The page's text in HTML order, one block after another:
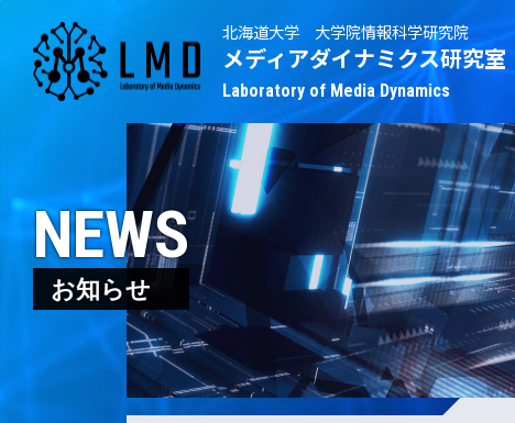
北海道大学 大学院情報科学研究院
メディアダイナミクス研究室
Laboratory of Media Dynamics
NEWS
お知らせ